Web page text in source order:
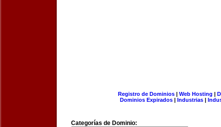
Registro de Dominios| Web Hosting |
Dominios Expirados | Industrias |
Categorías de Dominio: